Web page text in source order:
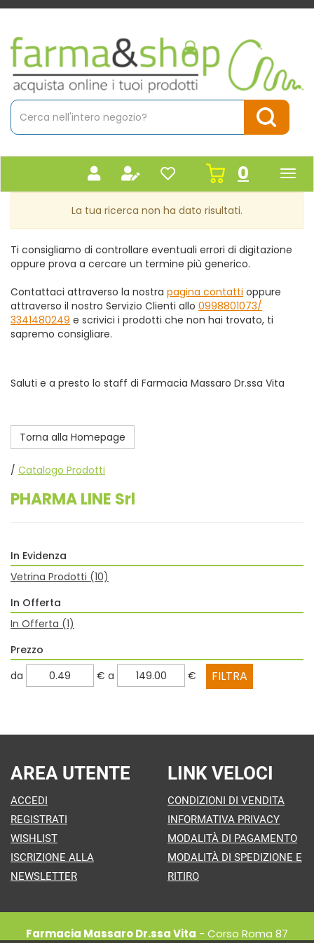
Passa
contenuto
principale
Farmacia
Massaro
Cerca
Prodotto
Cerca
0inseriti
La tua ricerca non ha dato risultati.
Ti consigliamo di controllare eventuali errori di digitazione
oppure prova a cercare un termine più generico.
Contattaci attraverso la nostra pagina contatti oppure
attraverso il nostro Servizio Clienti allo 0998801073/
3341480249 e scrivici i prodotti che non hai trovato, ti
sapremo consigliare.
Saluti e a presto lo staff di Farmacia Massaro Dr.ssa Vita
Torna alla Homepage
/ Catalogo Prodotti
PHARMA LINE Srl
In Evidenza
Vetrina Prodotti (10)
In Offerta
In Offerta (1)
Prezzo
filtra
da € filtra
a €
AREA UTENTE
ACCEDI
REGISTRATI
WISHLIST
ISCRIZIONE ALLA
NEWSLETTER
LINK VELOCI
CONDIZIONI DI VENDITA
INFORMATIVA PRIVACY
MODALITÀ DI PAGAMENTO
MODALITÀ DI SPEDIZIONE E
RITIRO
Farmacia Massaro Dr.ssa Vita - Corso Roma 87